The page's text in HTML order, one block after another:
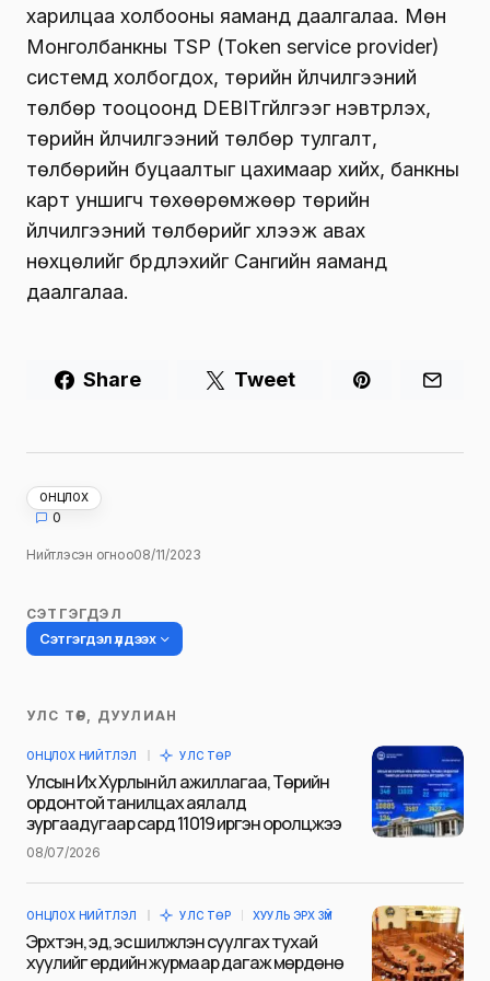
харилцаа холбооны яаманд даалгалаа. Мөн
Монголбанкны TSP (Token service provider)
системд холбогдох, төрийн үйлчилгээний
төлбөр тооцоонд DEBITгүйлгээг нэвтрүүлэх,
төрийн үйлчилгээний төлбөр тулгалт,
төлбөрийн буцаалтыг цахимаар хийх, банкны
карт уншигч төхөөрөмжөөр төрийн
үйлчилгээний төлбөрийг хүлээж авах
нөхцөлийг бүрдүүлэхийг Сангийн яаманд
даалгалаа.
Share Tweet
ОНЦЛОХ
0
Нийтлэсэн огноо08/11/2023
СЭТГЭГДЭЛ
Сэтгэгдэл үлдээх
Таны имэйл хаягийг нийтлэхгүй.
тэмдэглэсэн
Name
УЛС ТӨР, ДУУЛИАН
ОНЦЛОХ НИЙТЛЭЛ УЛС ТӨР
Улсын Их Хурлын үйл ажиллагаа, Төрийн
ордонтой танилцах аялалд
зургаадугаар сард 11019 иргэн оролцжээ
08/07/2026
ОНЦЛОХ НИЙТЛЭЛ УЛС ТӨР ХУУЛЬ ЭРХ ЗҮЙ
Эрхтэн, эд, эс шилжүүлэн суулгах тухай
хуулийг ердийн журмаар дагаж мөрдөнө